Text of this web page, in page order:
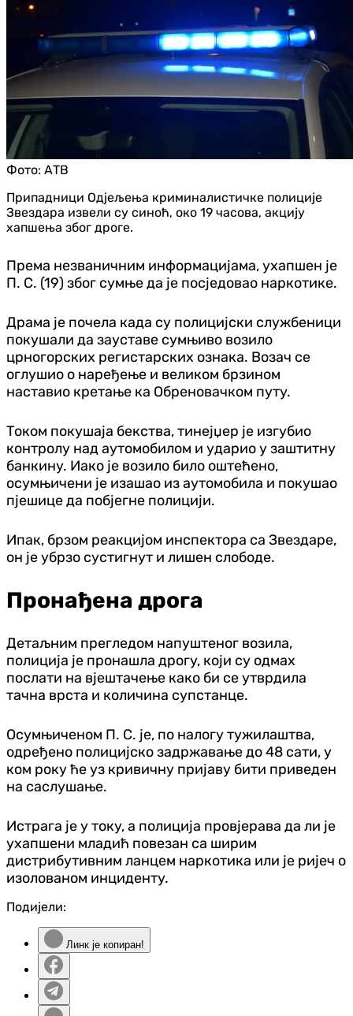
Фото: АТВ
Припадници Одјељења криминалистичке полиције
Звездара извели су синоћ, око 19 часова, акцију
хапшења због дроге.
Према незваничним информацијама, ухапшен је
П. С. (19) због сумње да је посједовао наркотике.
Драма је почела када су полицијски службеници
покушали да зауставе сумњиво возило
црногорских регистарских ознака. Возач се
оглушио о наређење и великом брзином
наставио кретање ка Обреновачком путу.
Током покушаја бекства, тинејџер је изгубио
контролу над аутомобилом и ударио у заштитну
банкину. Иако је возило било оштећено,
осумњичени је изашао из аутомобила и покушао
пјешице да побјегне полицији.
Ипак, брзом реакцијом инспектора са Звездаре,
он је убрзо сустигнут и лишен слободе.
Пронађена дрога
Детаљним прегледом напуштеног возила,
полиција је пронашла дрогу, који су одмах
послати на вјештачење како би се утврдила
тачна врста и количина супстанце.
Осумњиченом П. С. је, по налогу тужилаштва,
одређено полицијско задржавање до 48 сати, у
ком року ће уз кривичну пријаву бити приведен
на саслушање.
Истрага је у току, а полиција провјерава да ли је
ухапшени младић повезан са ширим
дистрибутивним ланцем наркотика или је ријеч о
изолованом инциденту.
Подијели:
Линк је копиран!